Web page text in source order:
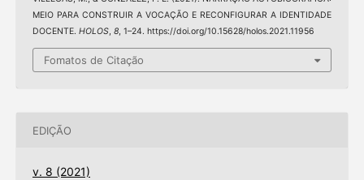
MEIO PARA CONSTRUIR A VOCAÇÃO E RECONFIGURAR A IDENTIDADE
DOCENTE. HOLOS, 8, 1–24. https://doi.org/10.15628/holos.2021.11956
Fomatos de Citação
EDIÇÃO
v. 8 (2021)